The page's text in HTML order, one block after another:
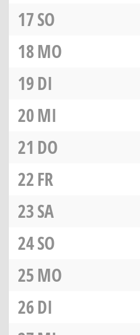
17SO
18MO
19DI
20MI
21 DO
22FR
23SA
24SO
25MO
26DI